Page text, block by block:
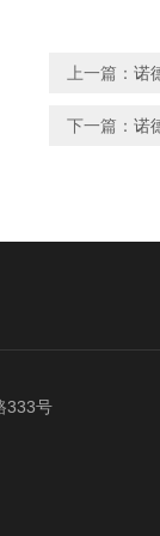
上一篇： 诺
下一篇： 诺
333号